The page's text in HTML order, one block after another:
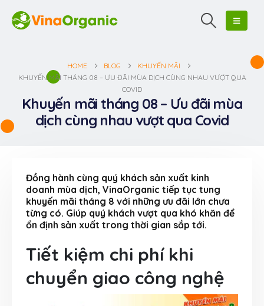
HOME BLOG
KHUYẾN MÃI
KHUYẾN MÃI THÁNG 08 – ƯU ĐÃI MÙA DỊCH CÙNG NHAU VƯỢT QUA
COVID
Khuyến mãi tháng 08 – Ưu đãi mùa
dịch cùng nhau vượt qua Covid
Đồng hành cùng quý khách sản xuất kinh
doanh mùa dịch, VinaOrganic tiếp tục tung
khuyến mãi tháng 8 với những ưu đãi lớn chưa
từng có. Giúp quý khách vượt qua khó khăn để
ổn định sản xuất trong thời gian sắp tới.
Tiết kiệm chi phí khi
chuyển giao công nghệ